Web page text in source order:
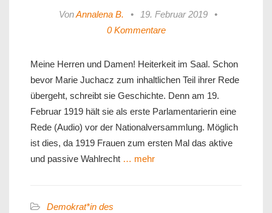
VonAnnalena B. • 19. Februar 2019
•
0 Kommentare
Meine Herren und Damen! Heiterkeit im Saal. Schon
bevor Marie Juchacz zum inhaltlichen Teil ihrer Rede
übergeht, schreibt sie Geschichte. Denn am 19.
Februar 1919 hält sie als erste Parlamentarierin eine
Rede (Audio) vor der Nationalversammlung. Möglich
ist dies, da 1919 Frauen zum ersten Mal das aktive
und passive Wahlrecht … mehr
Demokrat*in des